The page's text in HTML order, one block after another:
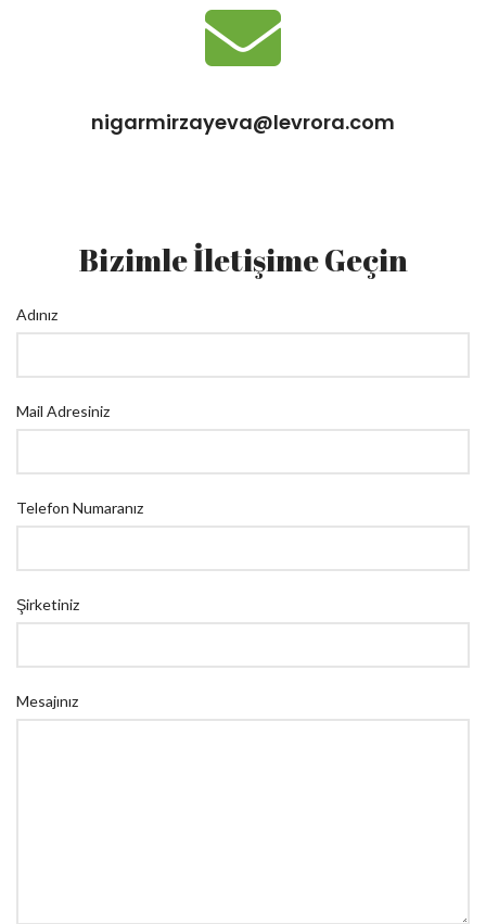
nigarmirzayeva@levrora.com
Bizimle İletişime Geçin
Adınız
Mail Adresiniz
Telefon Numaranız
Şirketiniz
Mesajınız